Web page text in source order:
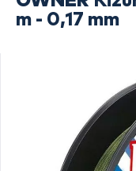
m - 0,17 mm